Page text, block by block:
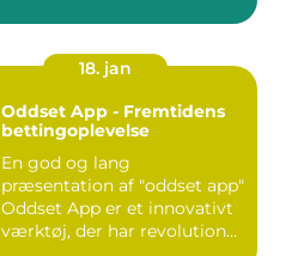
18. jan
Oddset App - Fremtidens
bettingoplevelse
En god og lang
præsentation af "oddset app"
Oddset App er et innovativt
værktøj, der har revolution...